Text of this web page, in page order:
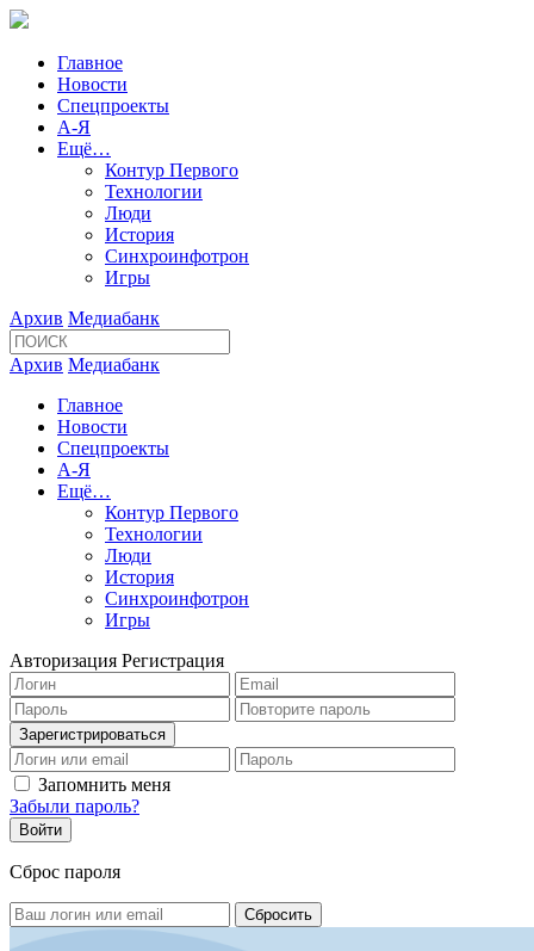
Главное
Новости
Спецпроекты
А-Я
Ещё…
Контур Первого
Технологии
Люди
История
Синхроинфотрон
Игры
Архив Медиабанк
Архив Медиабанк
Главное
Новости
Спецпроекты
А-Я
Ещё…
Контур Первого
Технологии
Люди
История
Синхроинфотрон
Игры
Авторизация Регистрация
Запомнить меня
Забыли пароль?
Сброс пароля